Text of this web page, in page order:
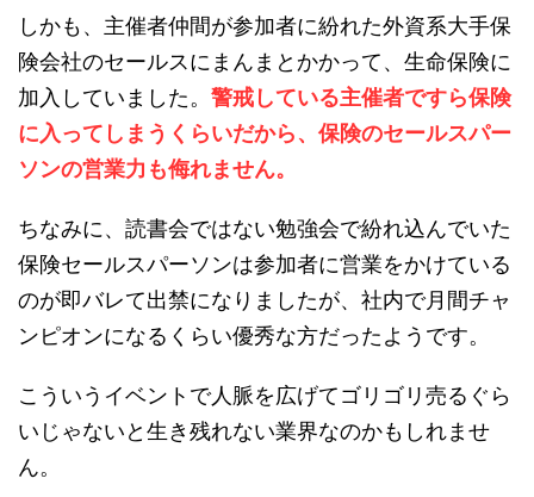
しかも、主催者仲間が参加者に紛れた外資系大手保
険会社のセールスにまんまとかかって、生命保険に
加入していました。 警戒している主催者ですら保険
に入ってしまうくらいだから、保険のセールスパー
ソンの営業力も侮れません。
ちなみに、読書会ではない勉強会で紛れ込んでいた
保険セールスパーソンは参加者に営業をかけている
のが即バレて出禁になりましたが、社内で月間チャ
ンピオンになるくらい優秀な方だったようです。
こういうイベントで人脈を広げてゴリゴリ売るぐら
いじゃないと生き残れない業界なのかもしれませ
ん。